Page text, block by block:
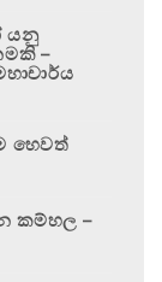
යනු
–
හෙවත්
කම්හල –